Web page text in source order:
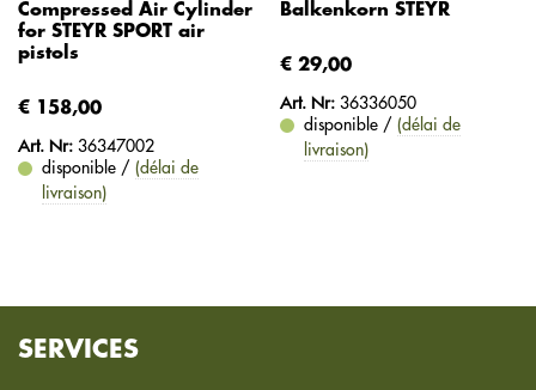
Compressed Air Cylinder
for STEYR SPORT air
pistols
€ 158,00
Art. Nr: 36347002
disponible / (délai de
livraison)
Balkenkorn STEYR
€ 29,00
Art. Nr: 36336050
disponible / (délai de
livraison)
SERVICES